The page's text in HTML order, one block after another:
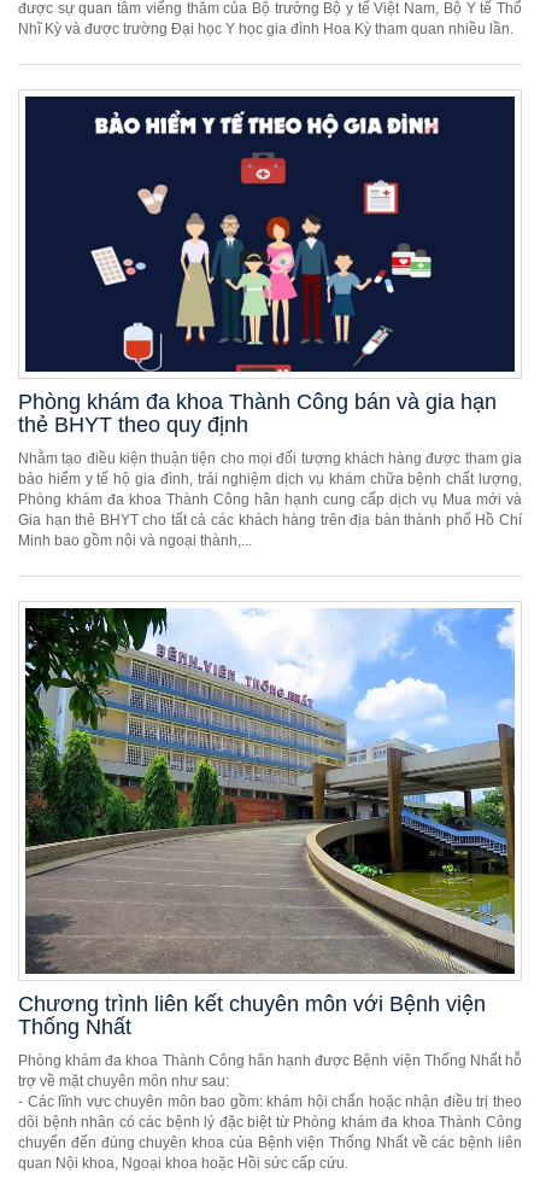
được sự quan tâm viếng thăm của Bộ trưởng Bộ y tế Việt Nam, Bộ Y tế Thổ
Nhĩ Kỳ và được trường Đại học Y học gia đình Hoa Kỳ tham quan nhiều lần.
Phòng khám đa khoa Thành Công bán và gia hạn
thẻ BHYT theo quy định
Nhằm tạo điều kiện thuận tiện cho mọi đối tượng khách hàng được tham gia
bảo hiểm y tế hộ gia đình, trải nghiệm dịch vụ khám chữa bệnh chất lượng,
Phòng khám đa khoa Thành Công hân hạnh cung cấp dịch vụ Mua mới và
Gia hạn thẻ BHYT cho tất cả các khách hàng trên địa bàn thành phố Hồ Chí
Minh bao gồm nội và ngoại thành,...
Chương trình liên kết chuyên môn với Bệnh viện
Thống Nhất
Phòng khám đa khoa Thành Công hân hạnh được Bệnh viện Thống Nhất hỗ
trợ về mặt chuyên môn như sau:
- Các lĩnh vực chuyên môn bao gồm: khám hội chẩn hoặc nhận điều trị theo
dõi bệnh nhân có các bệnh lý đặc biệt từ Phòng khám đa khoa Thành Công
chuyển đến đúng chuyên khoa của Bệnh viện Thống Nhất về các bệnh liên
quan Nội khoa, Ngoại khoa hoặc Hồi sức cấp cứu.